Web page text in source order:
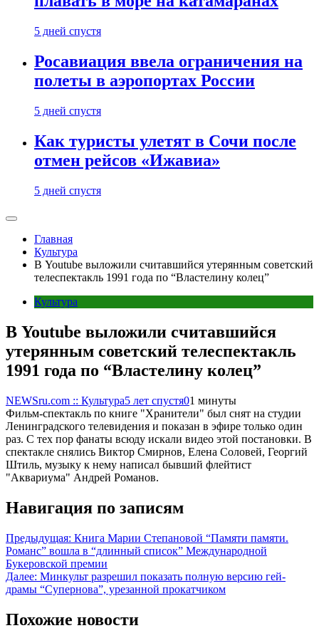
5 дней спустя
Росавиация ввела ограничения на
полеты в аэропортах России
5 дней спустя
Как туристы улетят в Сочи после
отмен рейсов «Ижавиа»
5 дней спустя
Главная
Культура
В Youtube выложили считавшийся утерянным советский
телеспектакль 1991 года по “Властелину колец”
Культура
В Youtube выложили считавшийся
утерянным советский телеспектакль
1991 года по “Властелину колец”
NEWSru.com :: Культура5 лет спустя01 минуты
Фильм-спектакль по книге "Хранители" был снят на студии
Ленинградского телевидения и показан в эфире только один
раз. С тех пор фанаты всюду искали видео этой постановки. В
спектакле снялись Виктор Смирнов, Елена Соловей, Георгий
Штиль, музыку к нему написал бывший флейтист
"Аквариума" Андрей Романов.
Навигация по записям
Предыдущая: Книга Марии Степановой “Памяти памяти.
Романс” вошла в “длинный список” Международной
Букеровской премии
Далее: Минкульт разрешил показать полную версию гей-
драмы “Супернова”, урезанной прокатчиком
Похожие новости